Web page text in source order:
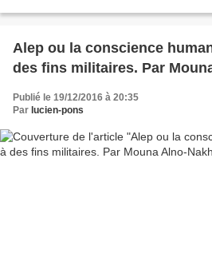
Alep ou la conscience
des fins militaires. Par
Publié le 19/12/2016 à 20:35
Par lucien-pons